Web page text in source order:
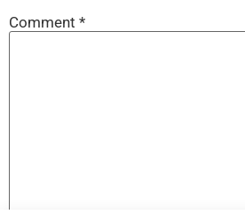
Comment *